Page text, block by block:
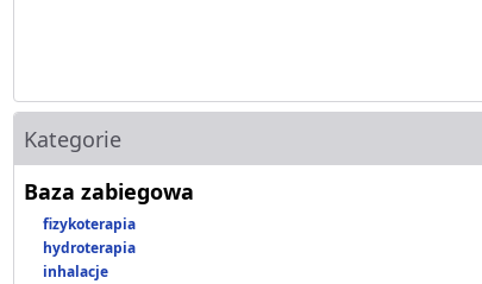
Kategorie
Baza zabiegowa
fizykoterapia
hydroterapia
inhalacje